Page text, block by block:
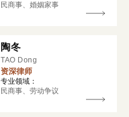
民商事、婚姻家事
陶冬
TAO Dong
资深律师
专业领域：
民商事、劳动争议